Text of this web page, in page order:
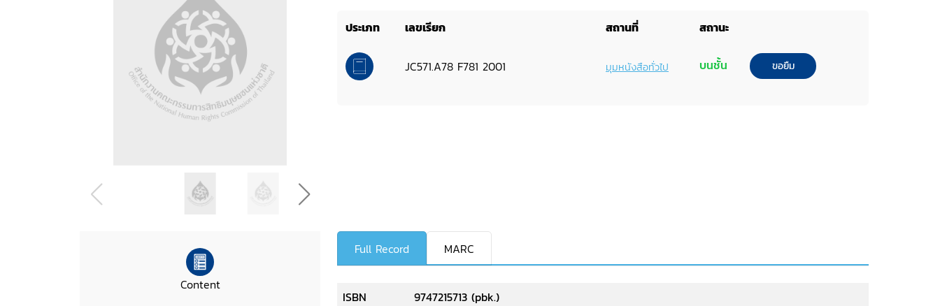
ประเภท เลขเรียก สถานที่ สถานะ
JC571.A78 F781 2001 มุมหนังสือทั่วไป บนชั้น ขอยืม
Content
Full Record MARC
ISBN
9747215713 (pbk.)